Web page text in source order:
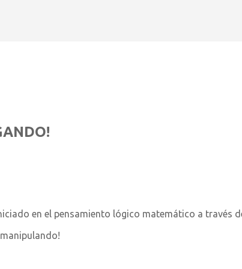
en el pensamiento lógico matemático a través